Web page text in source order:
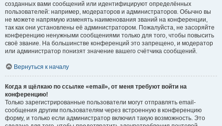
созданных вами сообщений или идентифицируют определённых
пользователей: например, модераторов и администраторов. Обычно вы
не можете напрямую изменять наименования званий на конференции,
так как они установлены её администратором. Пожалуйста, не засоряйте
конференцию ненужными сообщениями только для того, чтобы повысить
своё звание. На большинстве конференций это запрещено, и модератор
или администратор понизят значение вашего счётчика сообщений.
Вернуться к началу
Когда я щёлкаю по ссылке «email», от меня требуют войти на
конференцию!
Только зарегистрированные пользователи могут отправлять email-
сообщения другим пользователям через встроенную в конференцию
форму, и только если администратор включил такую возможность. Это